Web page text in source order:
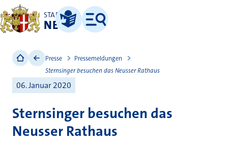
STADT
NEUSS
Leichte Sprache
Menü
Presse
Pressemeldungen
Sternsinger besuchen das Neusser Rathaus
06. Januar 2020
Sternsinger besuchen das
Neusser Rathaus